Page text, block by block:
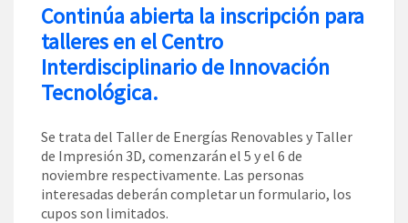
Continúa abierta la inscripción para
talleres en el Centro
Interdisciplinario de Innovación
Tecnológica.
Se trata del Taller de Energías Renovables y Taller
de Impresión 3D, comenzarán el 5 y el 6 de
noviembre respectivamente. Las personas
interesadas deberán completar un formulario, los
cupos son limitados.